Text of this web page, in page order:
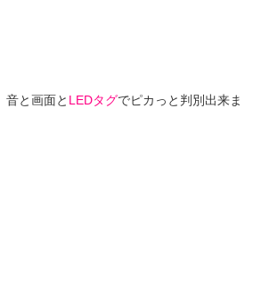
音と画面と LEDタグでピカっと判別出来ま